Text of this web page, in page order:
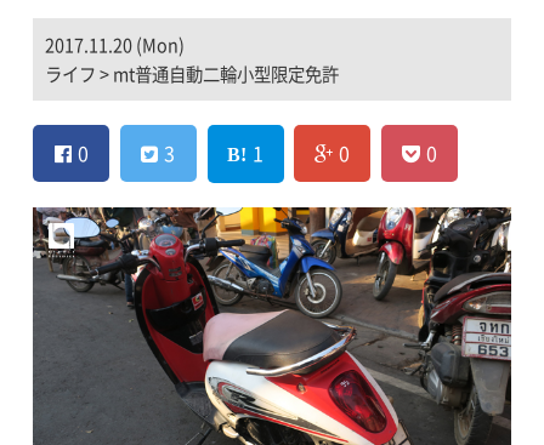
2017.11.20 (Mon)
ライフ>mt普通自動二輪小型限定免許
0 3 1 0 0